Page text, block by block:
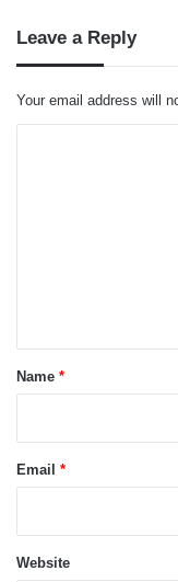
Leave a Reply
Your email address will
*Name *
Email *
Website